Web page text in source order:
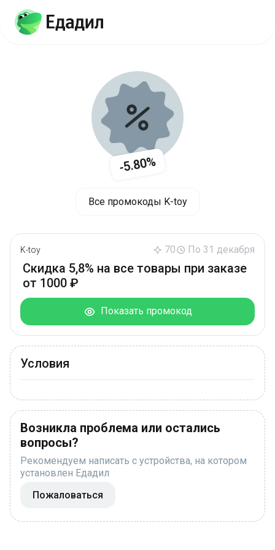
-5.80%
Все промокоды K-toy
K-toy 70 По 31 декабря
Скидка 5,8% на все товары при заказе
от 1000 ₽
Показать промокод
Условия
Возникла проблема или остались
вопросы?
Рекомендуем написать с устройства, на котором
установлен Едадил
Пожаловаться